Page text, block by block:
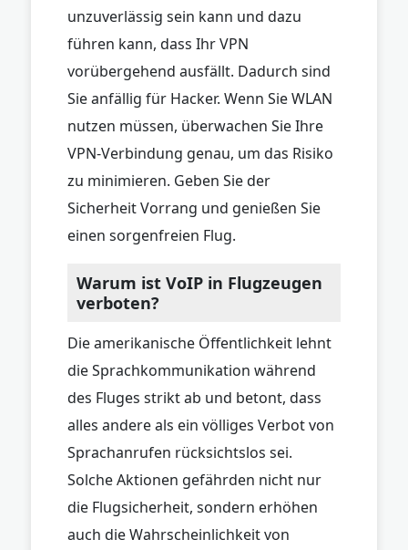
unzuverlässig sein kann und dazu
führen kann, dass Ihr VPN
vorübergehend ausfällt. Dadurch sind
Sie anfällig für Hacker. Wenn Sie WLAN
nutzen müssen, überwachen Sie Ihre
VPN-Verbindung genau, um das Risiko
zu minimieren. Geben Sie der
Sicherheit Vorrang und genießen Sie
einen sorgenfreien Flug.
Warum ist VoIP in Flugzeugen
verboten?
Die amerikanische Öffentlichkeit lehnt
die Sprachkommunikation während
des Fluges strikt ab und betont, dass
alles andere als ein völliges Verbot von
Sprachanrufen rücksichtslos sei.
Solche Aktionen gefährden nicht nur
die Flugsicherheit, sondern erhöhen
auch die Wahrscheinlichkeit von